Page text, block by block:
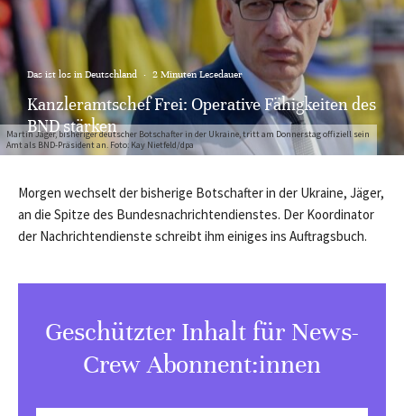
Martin Jäger, bisheriger deutscher Botschafter in der Ukraine, tritt am Donnerstag offiziell sein
Amt als BND-Präsident an. Foto: Kay Nietfeld/dpa
Das ist los in Deutschland · 2 Minuten Lesedauer
Kanzleramtschef Frei: Operative Fähigkeiten des
BND stärken
Morgen wechselt der bisherige Botschafter in der Ukraine, Jäger,
an die Spitze des Bundesnachrichtendienstes. Der Koordinator
der Nachrichtendienste schreibt ihm einiges ins Auftragsbuch.
Geschützter Inhalt für News-
Crew Abonnent:innen